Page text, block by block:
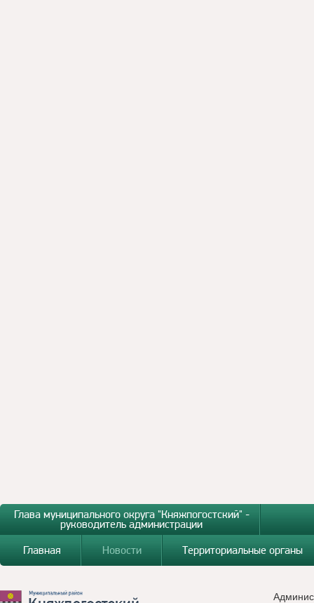
Глава муниципального округа "Княжпогостский" -
руководитель администрации
Главная
Новости Территориальные органы